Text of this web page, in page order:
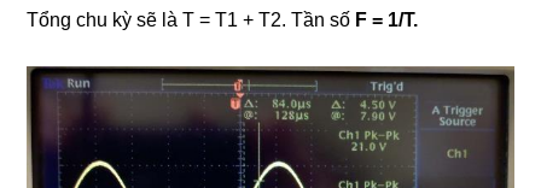
Tổng chu kỳ sẽ là T = T1 + T2. Tần số F = 1/T.